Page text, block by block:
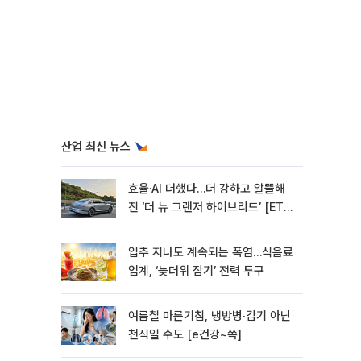
산업 최신 뉴스
효율·AI 더했다…더 강하고 알뜰해
진 ‘더 뉴 그랜저 하이브리드’ [ET의
입추 지나도 계속되는 폭염…식음료
업계, ‘늦더위 잡기’ 전력 투구
여름철 마른기침, 냉방병‧감기 아닌
천식일 수도 [e건강~쏙]